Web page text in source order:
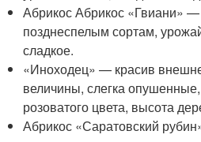
Абрикос Абрикос «Гвиани» —
позднеспелым сортам,
сладкое.
«Иноходец» — красив
величины, слегка
розоватого цвета, высота
Абрикос «Саратовский